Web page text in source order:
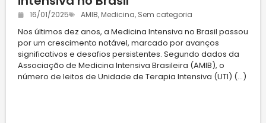
16/01/2025 AMIB, Medicina, Sem categoria
Nos últimos dez anos, a Medicina Intensiva no Brasil passou
por um crescimento notável, marcado por avanços
significativos e desafios persistentes. Segundo dados da
Associação de Medicina Intensiva Brasileira (AMIB), o
número de leitos de Unidade de Terapia Intensiva (UTI) (...)